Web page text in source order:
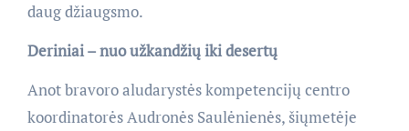
daug džiaugsmo.
Deriniai – nuo užkandžių iki desertų
Anot bravoro aludarystės kompetencijų centro
koordinatorės Audronės Saulėnienės, šiųmetėje